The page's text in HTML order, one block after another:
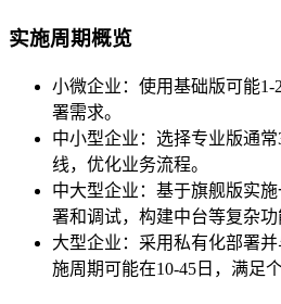
实施周期概览
小微企业：使用基础版可能
署需求。
中小型企业：选择专业版通
线，优化业务流程。
中大型企业：基于旗舰版实
署和调试，构建中台等复杂功
大型企业：采用私有化部署
施周期可能在10-45日，满足